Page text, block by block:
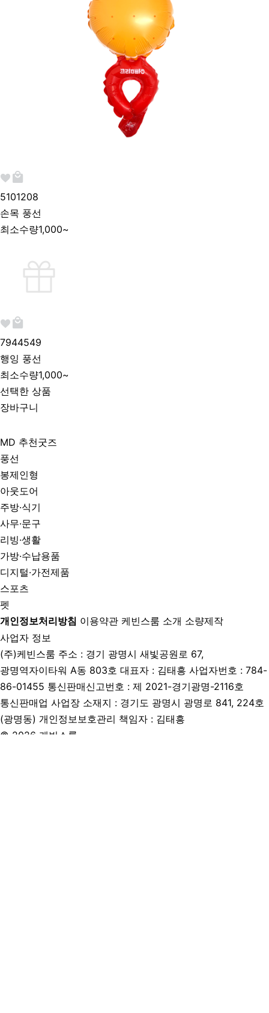
5101208
손목 풍선
최소수량1,000~
7944549
행잉 풍선
최소수량1,000~
선택한 상품
장바구니
MD 추천굿즈
풍선
봉제인형
아웃도어
주방·식기
사무·문구
리빙·생활
가방·수납용품
디지털·가전제품
스포츠
펫
개인정보처리방침 이용약관 케빈스룸 소개 소량제작
사업자 정보
(주)케빈스룸 주소 : 경기 광명시 새빛공원로 67,
광명역자이타워 A동 803호 대표자 : 김태흥 사업자번호 : 784-
86-01455 통신판매신고번호 : 제 2021-경기광명-2116호
통신판매업 사업장 소재지 : 경기도 광명시 광명로 841, 224호
(광명동) 개인정보보호관리 책임자 : 김태흥
© 2026 케빈스룸.